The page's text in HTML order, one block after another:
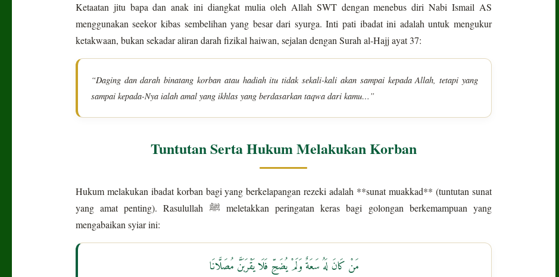
Ketaatan jitu bapa dan anak ini diangkat mulia oleh Allah SWT dengan menebus diri Nabi Ismail AS
menggunakan seekor kibas sembelihan yang besar dari syurga. Inti pati ibadat ini adalah untuk mengukur
ketakwaan, bukan sekadar aliran darah fizikal haiwan, sejalan dengan Surah al-Hajj ayat 37:
“Daging dan darah binatang korban atau hadiah itu tidak sekali-kali akan sampai kepada Allah, tetapi yang
sampai kepada-Nya ialah amal yang ikhlas yang berdasarkan taqwa dari kamu…”
Tuntutan Serta Hukum Melakukan Korban
Hukum melakukan ibadat korban bagi yang berkelapangan rezeki adalah **sunat muakkad** (tuntutan sunat
yang amat penting). Rasulullah ﷺ meletakkan peringatan keras bagi golongan berkemampuan yang
mengabaikan syiar ini:
مَنْ كَانَ لَهُ سَعَةٌ وَلَمْ يُضَحِّ فَلَا يَقْرَبَنَّ مُصَلَّانَا